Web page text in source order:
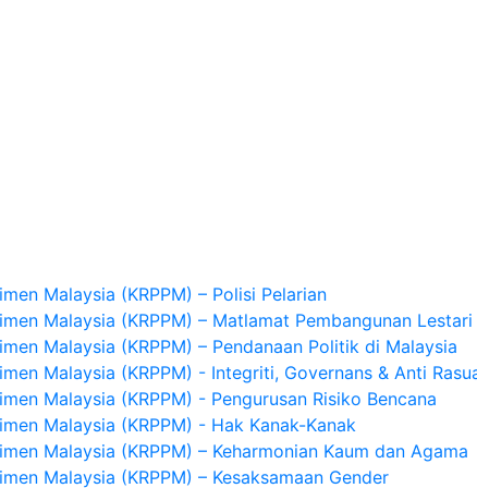
Malaysia (KRPPM) – Polisi Pelarian
Malaysia (KRPPM) – Matlamat Pembangunan Lestari
Malaysia (KRPPM) – Pendanaan Politik di Malaysia
Malaysia (KRPPM) - Integriti, Governans & Anti
Malaysia (KRPPM) - Pengurusan Risiko Bencana
Malaysia (KRPPM) - Hak Kanak-Kanak
Malaysia (KRPPM) – Keharmonian Kaum dan Agama
Malaysia (KRPPM) – Kesaksamaan Gender